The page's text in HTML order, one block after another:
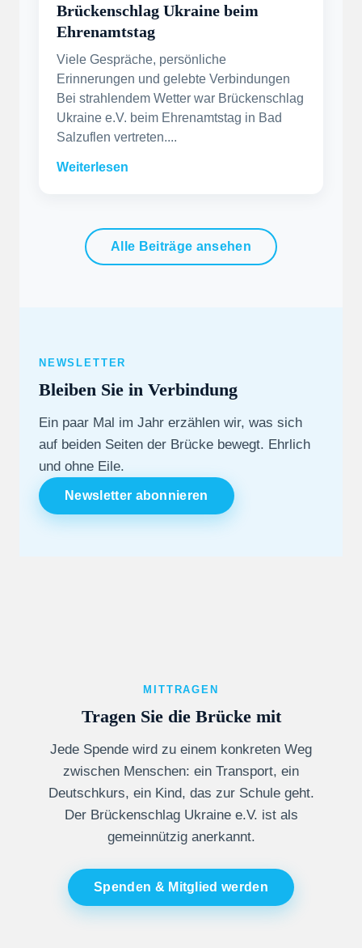
Brückenschlag Ukraine beim
Ehrenamtstag
Viele Gespräche, persönliche
Erinnerungen und gelebte Verbindungen
Bei strahlendem Wetter war Brückenschlag
Ukraine e.V. beim Ehrenamtstag in Bad
Salzuflen vertreten....
Weiterlesen
Alle Beiträge ansehen
NEWSLETTER
Bleiben Sie in Verbindung
Ein paar Mal im Jahr erzählen wir, was sich
auf beiden Seiten der Brücke bewegt. Ehrlich
und ohne Eile.
Newsletter abonnieren
MITTRAGEN
Tragen Sie die Brücke mit
Jede Spende wird zu einem konkreten Weg
zwischen Menschen: ein Transport, ein
Deutschkurs, ein Kind, das zur Schule geht.
Der Brückenschlag Ukraine e.V. ist als
gemeinnützig anerkannt.
Spenden & Mitglied werden